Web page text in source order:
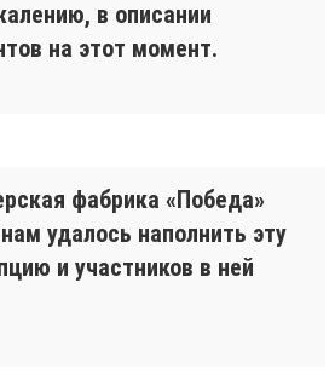
в описании
на этот момент.
фабрика «Победа»
удалось наполнить эту
и участников в ней